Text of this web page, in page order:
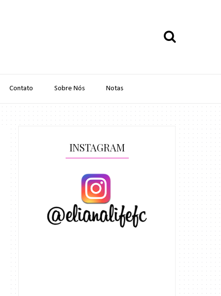
Contato Sobre Nós Notas
INSTAGRAM